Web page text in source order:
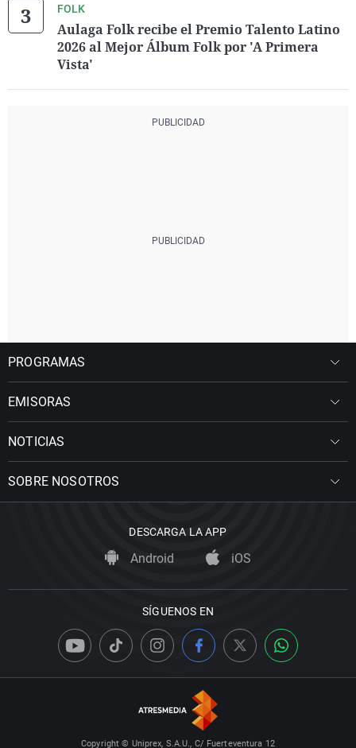
FOLK
Aulaga Folk recibe el Premio Talento Latino
2026 al Mejor Álbum Folk por 'A Primera
Vista'
PROGRAMAS
EMISORAS
NOTICIAS
SOBRE NOSOTROS
DESCARGA LA APP
Android iOS
SÍGUENOS EN
Copyright © Uniprex, S.A.U., C/ Fuerteventura 12